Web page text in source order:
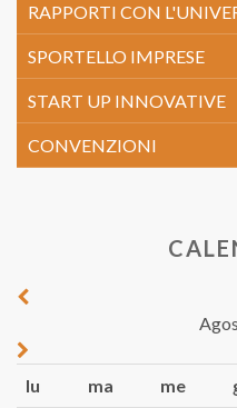
RAPPORTI CON
SPORTELLO IMPRESE
START UP INNOVATIVE
CONVENZIONI
lu ma me